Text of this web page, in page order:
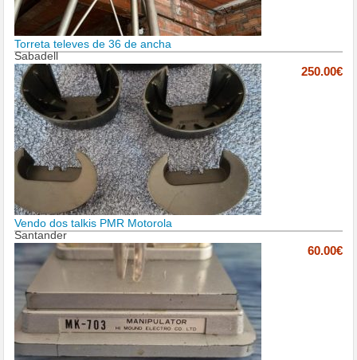
Torreta televes de 36 de ancha
Sabadell
250.00€
Vendo dos talkis PMR Motorola
Santander
60.00€